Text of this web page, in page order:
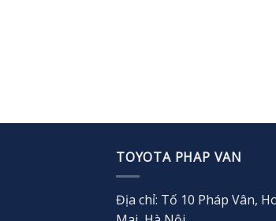
TOYOTA PHAP VAN
Địa chỉ: Tố 10 Pháp Vân,